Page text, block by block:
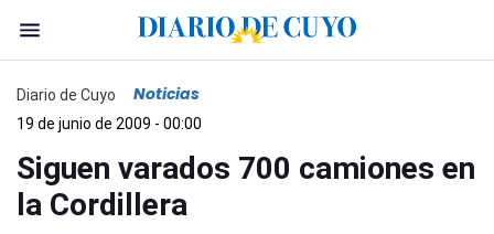
Diario de Cuyo Noticias
19 de junio de 2009 - 00:00
Siguen varados 700 camiones en
la Cordillera